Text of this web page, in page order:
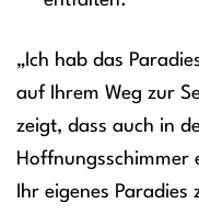
„Ich hab das
auf Ihrem Weg zur
zeigt, dass auch in
Hoffnungsschimmer
Ihr eigenes Paradies